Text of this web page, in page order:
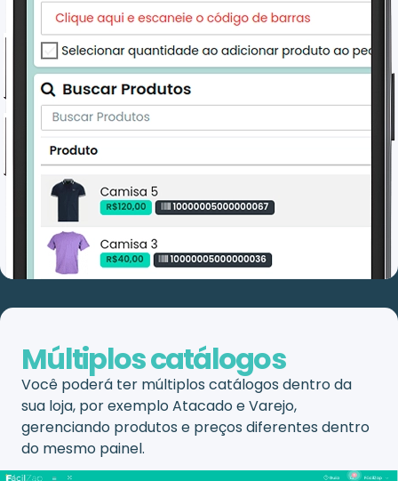
Múltiplos catálogos
Você poderá ter múltiplos catálogos dentro da
sua loja, por exemplo Atacado e Varejo,
gerenciando produtos e preços diferentes dentro
do mesmo painel.